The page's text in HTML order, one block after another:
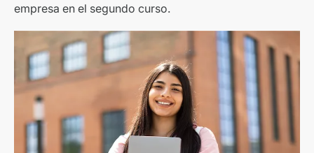
empresa en el segundo curso.